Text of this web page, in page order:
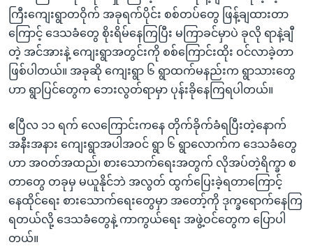
ကြီးကျေးရွာတဝိုက် အခုရက်ပိုင်း စစ်တပ်တွေ ဖြန့်ချထားတာ
ကြောင့် ဒေသခံတွေ စိုးရိမ်နေကြပြီး မကြာခင်မှာပဲ ခုလို ရာနဲ့ချီ
တဲ့ အင်အားနဲ့ ကျေးရွာအတွင်းကို စစ်ကြောင်းထိုး ဝင်လာခဲ့တာ
ဖြစ်ပါတယ်။ အခုဆို ကျေးရွာ ၆ ရွာထက်မနည်းက ရွာသားတွေ
ဟာ ရွာပြင်တွေက ဘေးလွတ်ရာမှာ ပုန်းခိုနေကြရပါတယ်။
ဧပြီလ ၁၁ ရက် လေကြောင်းကနေ တိုက်ခိုက်ခံရပြီးတဲ့နောက်
အနီးအနား ကျေးရွာအပါအဝင် ရွာ ၆ ရွာလောက်က ဒေသခံတွေ
ဟာ အဝတ်အထည်၊ စားသောက်ရေးအတွက် လိုအပ်တဲ့ရိက္ခာ စ
တာတွေ တခုမှ မယူနိုင်ဘဲ အလွတ် ထွက်ပြေးခဲ့ရတာကြောင့်
နေထိုင်ရေး စားသောက်ရေးတွေမှာ အတော့်ကို ဒုက္ခရောက်နေကြ
ရတယ်လို့ ဒေသခံတွေနဲ့ ကာကွယ်ရေး အဖွဲ့ဝင်တွေက ပြောပါ
တယ်။